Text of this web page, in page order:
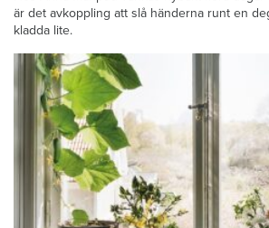
är det avkoppling att slå händerna runt en
kladda lite.